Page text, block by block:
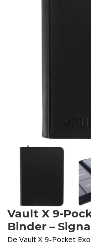
Vault X 9-
Binder –
De Vault X 9-Pocket